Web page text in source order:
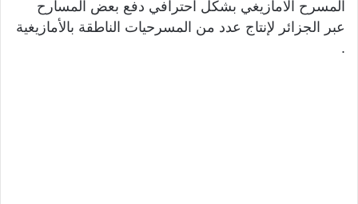
المسرح الامازيغي بشكل احترافي دفع بعض المسارح
عبر الجزائر لإنتاج عدد من المسرحيات الناطقة بالأمازيغية
.